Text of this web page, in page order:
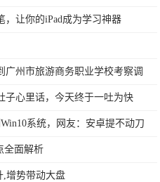
，让你的iPad成为学习神器
广州市旅游商务职业学校考察调
子心里话，今天终于一吐为快
系统，网友：安卓提不动刀
全面解析
,增势带动大盘